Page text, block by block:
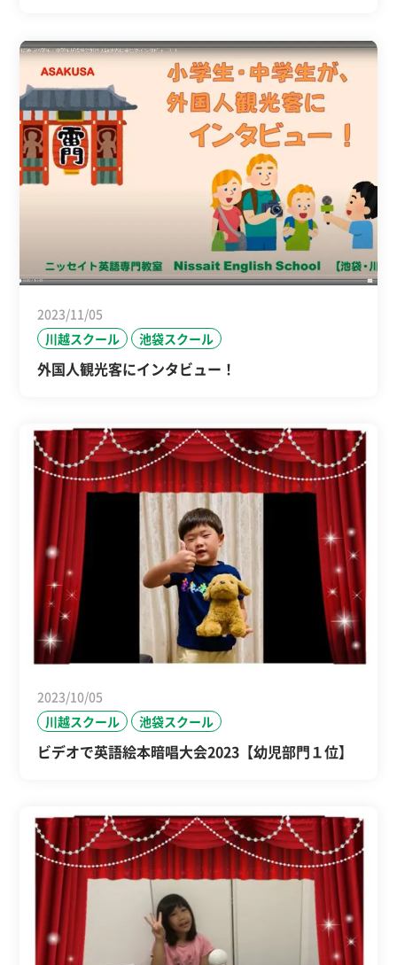
2023/11/05
川越スクール
池袋スクール
外国人観光客にインタビュー！
2023/10/05
川越スクール
池袋スクール
ビデオで英語絵本暗唱大会2023【幼児部門１位】